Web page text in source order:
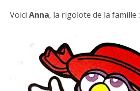
Voici Anna, la rigolote de la famille :